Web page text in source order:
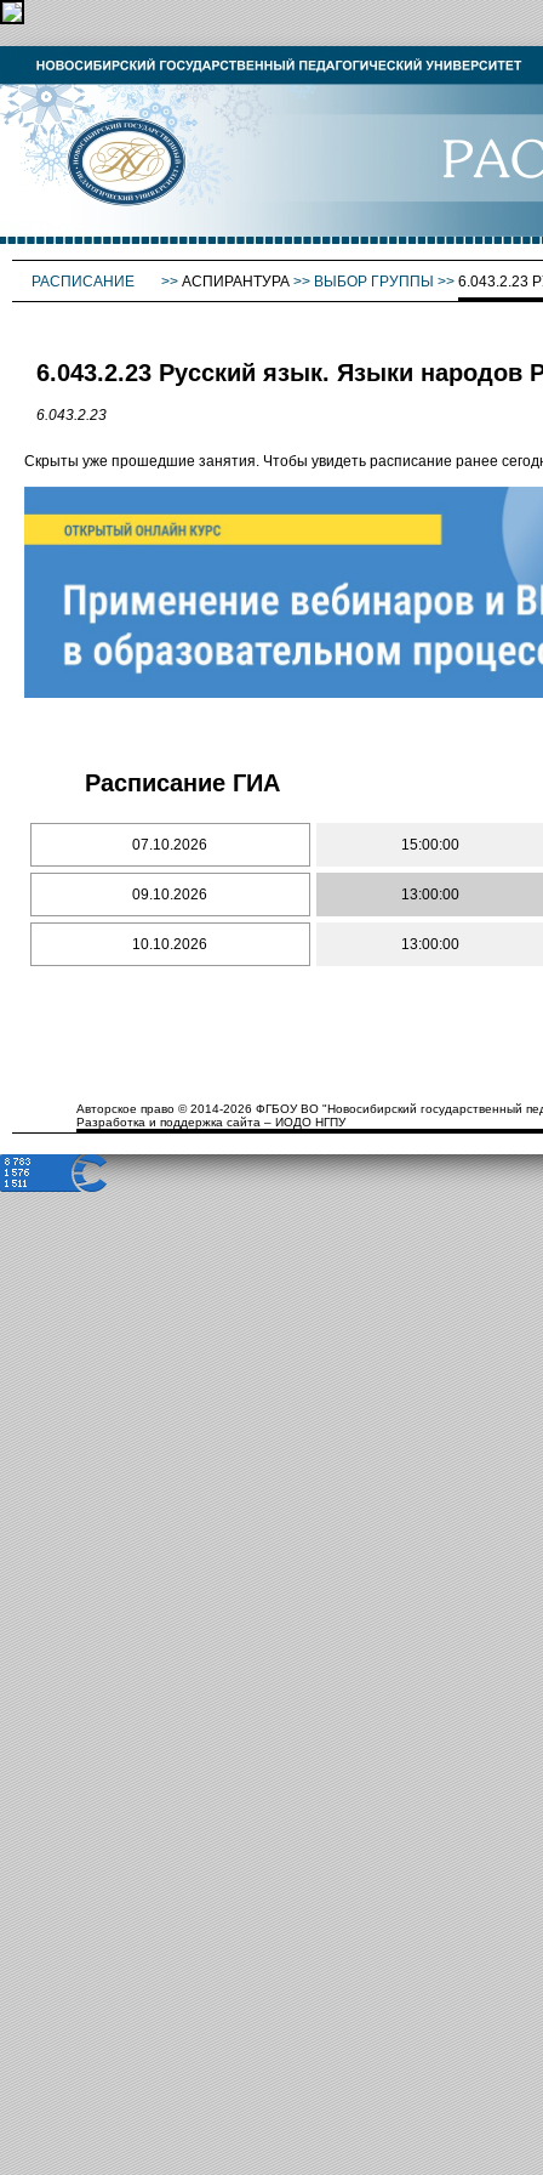
РАСПИСАНИЕ >> АСПИРАНТУРА >> ВЫБОР ГРУППЫ >>
6.043.2.23 Русский язык. Языки народов
6.043.2.23
Скрыты уже прошедшие занятия. Чтобы увидеть расписание ранее
Расписание ГИА
07.10.2026 15:00:00
09.10.2026 13:00:00
10.10.2026 13:00:00
Авторское право © 2014-2026 ФГБОУ ВО "Новосибирский государственный
Разработка и поддержка сайта – ИОДО НГПУ